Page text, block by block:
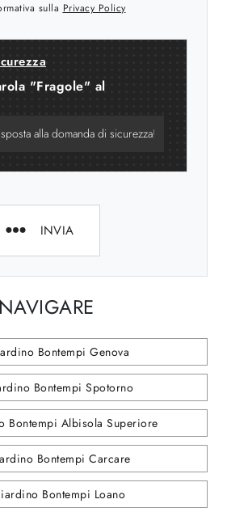
sulla Privacy Policy
"Fragole" al
INVIA
Bontempi Genova
Bontempi Spotorno
Bontempi Albisola Superiore
Bontempi Carcare
Bontempi Loano